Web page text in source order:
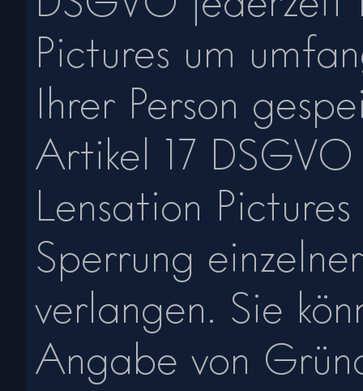
Pictures um
Ihrer Person
Artikel 17
Lensation
Sperrung
verlangen. Sie
Angabe von